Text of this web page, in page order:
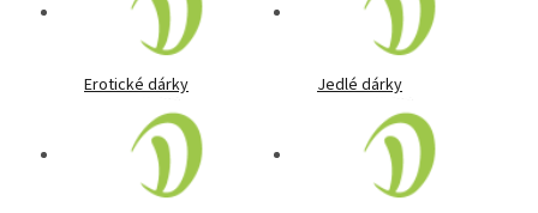
Erotické dárky Jedlé dárky